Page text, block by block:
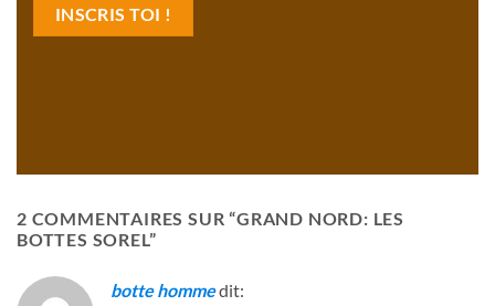
2 COMMENTAIRES SUR “GRAND NORD: LES
BOTTES SOREL”
botte hommedit: